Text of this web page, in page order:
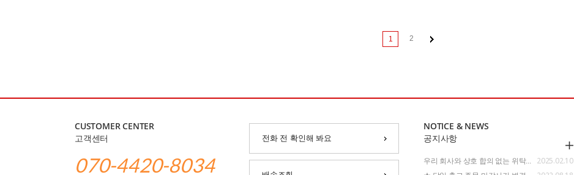
1 2
CUSTOMER CENTER
고객센터
070-4420-8034
전화 전 확인해 봐요
NOTICE & NEWS
공지사항
우리 회사와 상호 합의 없는 위탁... 2025.02.10